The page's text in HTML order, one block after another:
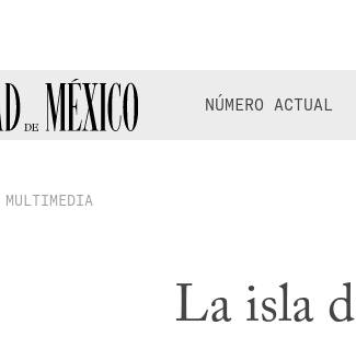
NÚMERO ACTUAL
MULTIMEDIA
La isla